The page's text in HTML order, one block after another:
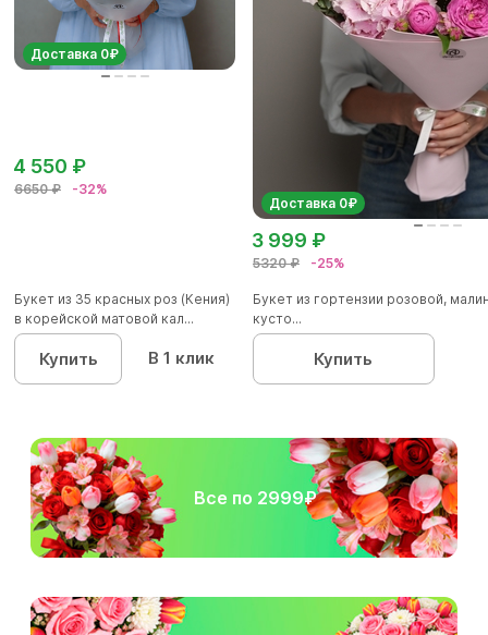
Доставка 0₽
6650 ₽ -32%
4 550 ₽
Букет из 35 красных роз (Кения)
в корейской матовой кал...
Купить В 1 клик
Доставка 0₽
5320 ₽ -25%
3 999 ₽
Букет из гортензии розовой,
кусто...
Купить
Все по 2999₽